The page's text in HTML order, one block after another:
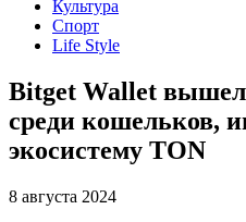
Культура
Спорт
Life Style
Bitget Wallet вышел
среди кошельков,
экосистему TON
8 августа 2024